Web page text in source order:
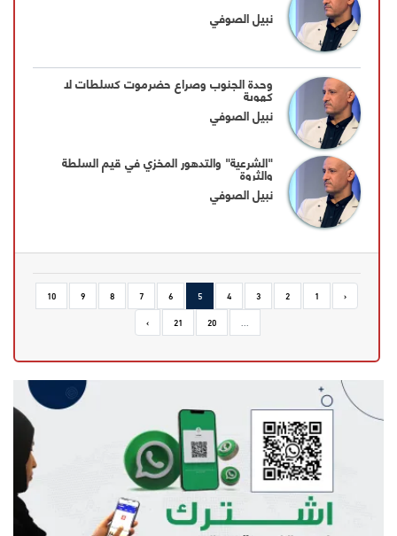
نبيل الصوفي
وحدة الجنوب وصراع حضرموت كسلطات لا
كهوية
نبيل الصوفي
"الشرعية" والتدهور المخزي في قيم السلطة
والثروة
نبيل الصوفي
‹
1
2
3
4
5
6
7
8
9
10
...
20
21
›